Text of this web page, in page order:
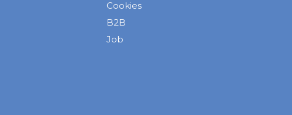
Cookies
B2B
Job